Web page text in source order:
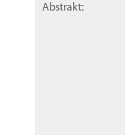
Abstrakt: